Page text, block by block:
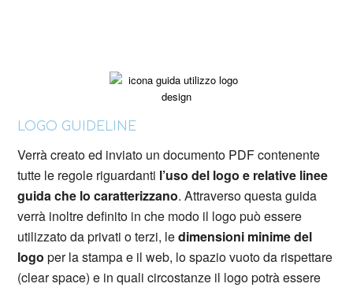
LOGO GUIDELINE
Verrà creato ed inviato un documento PDF contenente
tutte le regole riguardanti l’uso del logo e relative linee
guida che lo caratterizzano. Attraverso questa guida
verrà inoltre definito in che modo il logo può essere
utilizzato da privati ​​o terzi, ledimensioni minime del
logo per la stampa e il web, lo spazio vuoto da rispettare
(clear space) e in quali circostanze il logo potrà essere